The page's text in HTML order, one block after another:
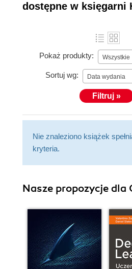
dostępne w księgarni
Pokaż produkty: Wszystkie
Sortuj wg: Data wydania
Filtruj »
Nie znaleziono książek
kryteria.
Nasze propozycje dla